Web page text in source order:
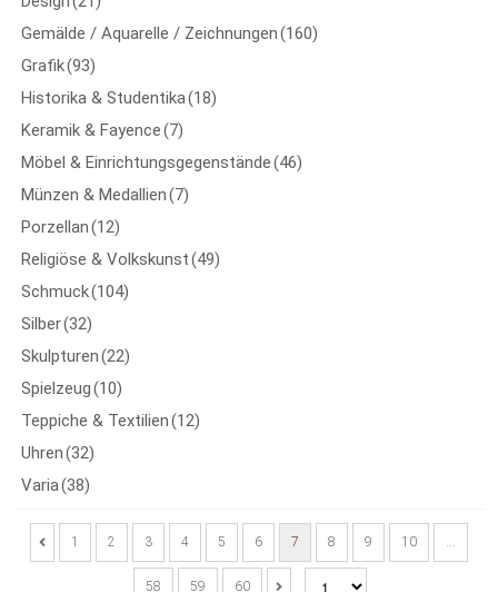
1 2 3 4 5 6 7 8 9 10
58 59 60
Gemälde / Aquarelle / Zeichnungen(160)
Grafik(93)
Historika & Studentika(18)
Keramik & Fayence(7)
Möbel & Einrichtungsgegenstände(46)
Münzen & Medallien(7)
Porzellan(12)
Religiöse & Volkskunst(49)
Schmuck(104)
Silber(32)
Skulpturen(22)
Spielzeug(10)
Teppiche & Textilien(12)
Uhren(32)
Varia(38)